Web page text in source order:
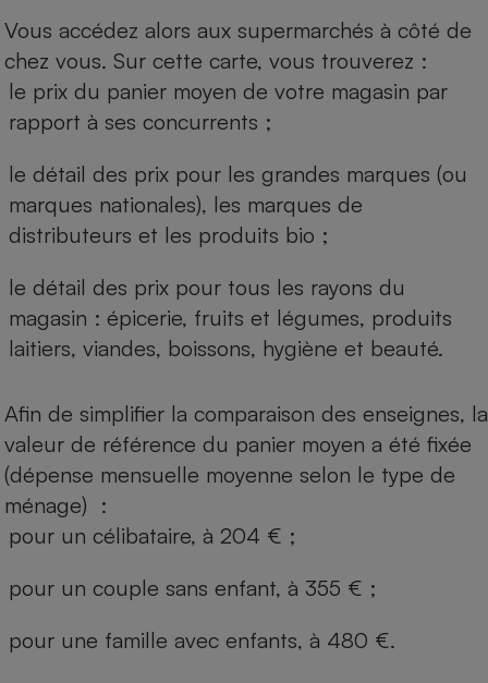
Vous accédez alors aux supermarchés à côté de
chez vous. Sur cette carte, vous trouverez :
le prix du panier moyen de votre magasin par
rapport à ses concurrents ;
le détail des prix pour les grandes marques (ou
marques nationales), les marques de
distributeurs et les produits bio ;
le détail des prix pour tous les rayons du
magasin : épicerie, fruits et légumes, produits
laitiers, viandes, boissons, hygiène et beauté.
Afin de simplifier la comparaison des enseignes, la
valeur de référence du panier moyen a été fixée
(dépense mensuelle moyenne selon le type de
ménage) :
pour un célibataire, à 204 € ;
pour un couple sans enfant, à 355 € ;
pour une famille avec enfants, à 480 €.